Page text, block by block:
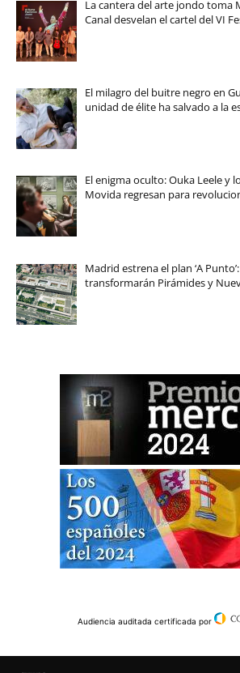
La cantera del arte jondo toma
Canal desvelan el cartel del VI
El milagro del buitre negro en
unidad de élite ha salvado a la
El enigma oculto: Ouka Leele y
Movida regresan para
Madrid estrena el plan ‘A
transformarán Pirámides y
Audiencia auditada certificada por